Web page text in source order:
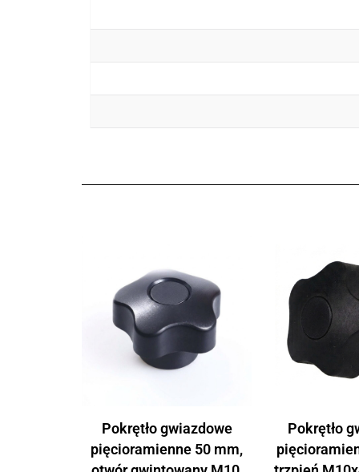
Pokrętło gwiazdowe
pięcioramienne 50 mm,
Pokrętło